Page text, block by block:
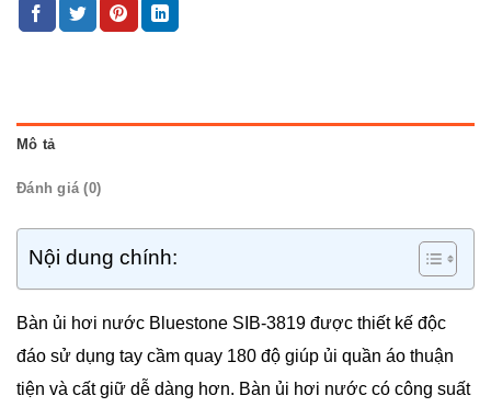
Mô tả
Đánh giá (0)
Nội dung chính:
Bàn ủi hơi nước Bluestone SIB-3819 được thiết kế độc
đáo sử dụng tay cầm quay 180 độ giúp ủi quần áo thuận
tiện và cất giữ dễ dàng hơn. Bàn ủi hơi nước có công suất